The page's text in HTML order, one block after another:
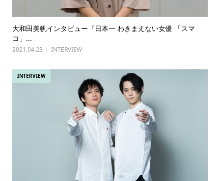
大和田美帆インタビュー『日本一 わきまえない女優 「スマ
コ」...
2021.04.23 INTERVIEW
INTERVIEW